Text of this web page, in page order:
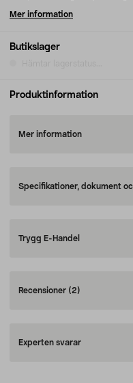
Butikslager
Mer information
Produktinformation
Mer information
Specifikationer, dokument
Trygg E-Handel
Recensioner (2)
Experten svarar